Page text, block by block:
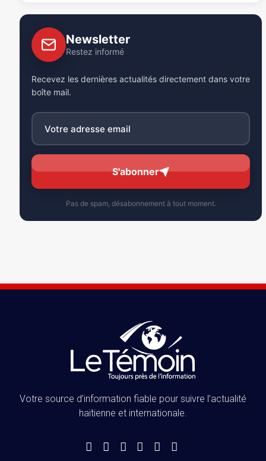
Newsletter
Restez informé
Recevez les dernières actualités directement dans votre
boîte mail.
S'abonner
Pas de spam, désabonnement à tout moment.
Votre source d’information fiable pour suivre l’actualité
haïtienne et internationale.